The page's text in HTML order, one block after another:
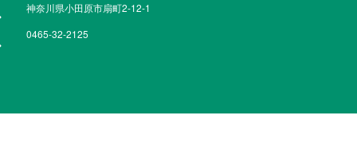
神奈川県小田原市扇町2-12-1
0465-32-2125